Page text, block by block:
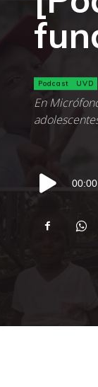
Podcast UVD
En
Reproductor
de
00:00